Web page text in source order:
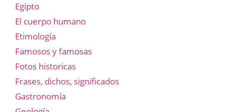
Egipto
El cuerpo humano
Etimología
Famosos y famosas
Fotos historicas
Frases, dichos, significados
Gastronomía